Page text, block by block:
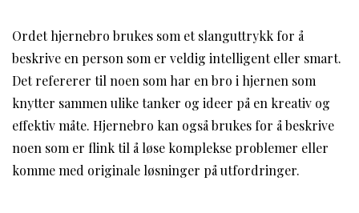
Ordet hjernebro brukes som et slanguttrykk for å
beskrive en person som er veldig intelligent eller smart.
Det refererer til noen som har en bro i hjernen som
knytter sammen ulike tanker og ideer på en kreativ og
effektiv måte. Hjernebro kan også brukes for å beskrive
noen som er flink til å løse komplekse problemer eller
komme med originale løsninger på utfordringer.